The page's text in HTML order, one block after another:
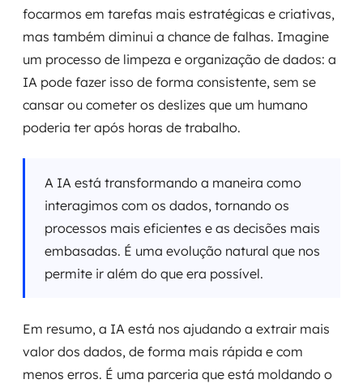
focarmos em tarefas mais estratégicas e criativas,
mas também diminui a chance de falhas. Imagine
um processo de limpeza e organização de dados: a
IA pode fazer isso de forma consistente, sem se
cansar ou cometer os deslizes que um humano
poderia ter após horas de trabalho.
A IA está transformando a maneira como
interagimos com os dados, tornando os
processos mais eficientes e as decisões mais
embasadas. É uma evolução natural que nos
permite ir além do que era possível.
Em resumo, a IA está nos ajudando a extrair mais
valor dos dados, de forma mais rápida e com
menos erros. É uma parceria que está moldando o